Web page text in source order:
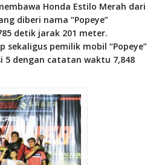
Honda Estilo Merah dari
diberi nama “Popeye”
detik jarak 201 meter.
sekaligus pemilik mobil “Popeye”
5 dengan catatan waktu 7,848